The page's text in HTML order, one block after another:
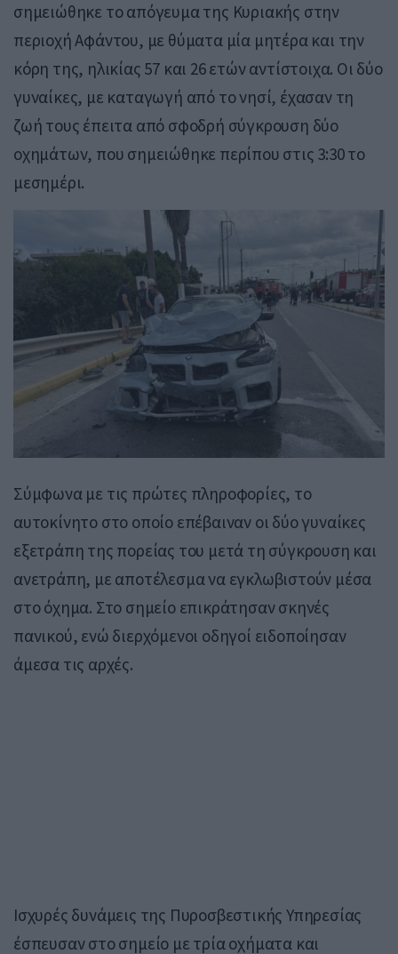
σημειώθηκε το απόγευμα της Κυριακής στην
περιοχή Αφάντου, με θύματα μία μητέρα και την
κόρη της, ηλικίας 57 και 26 ετών αντίστοιχα. Οι δύο
γυναίκες, με καταγωγή από το νησί, έχασαν τη
ζωή τους έπειτα από σφοδρή σύγκρουση δύο
οχημάτων, που σημειώθηκε περίπου στις 3:30 το
μεσημέρι.
Σύμφωνα με τις πρώτες πληροφορίες, το
αυτοκίνητο στο οποίο επέβαιναν οι δύο γυναίκες
εξετράπη της πορείας του μετά τη σύγκρουση και
ανετράπη, με αποτέλεσμα να εγκλωβιστούν μέσα
στο όχημα. Στο σημείο επικράτησαν σκηνές
πανικού, ενώ διερχόμενοι οδηγοί ειδοποίησαν
άμεσα τις αρχές.
Ισχυρές δυνάμεις της Πυροσβεστικής Υπηρεσίας
έσπευσαν στο σημείο με τρία οχήματα και